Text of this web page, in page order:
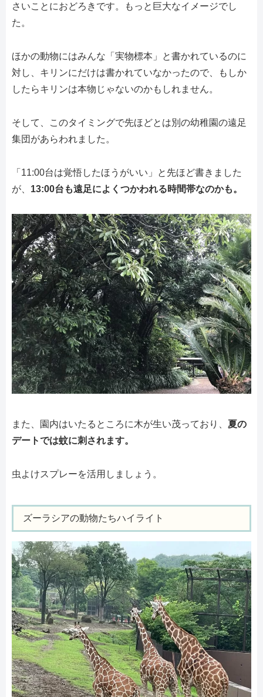
さいことにおどろきです。もっと巨大なイメージでし
た。
ほかの動物にはみんな「実物標本」と書かれているのに
対し、キリンにだけは書かれていなかったので、もしか
したらキリンは本物じゃないのかもしれません。
そして、このタイミングで先ほどとは別の幼稚園の遠足
集団があらわれました。
「11:00台は覚悟したほうがいい」と先ほど書きました
が、 13:00台も遠足によくつかわれる時間帯なのかも。
また、園内はいたるところに木が生い茂っており、 夏の
デートでは蚊に刺されます。
虫よけスプレーを活用しましょう。
ズーラシアの動物たちハイライト